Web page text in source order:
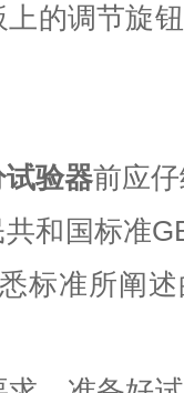
的调节旋
验器前应
和国标准
标准所阐